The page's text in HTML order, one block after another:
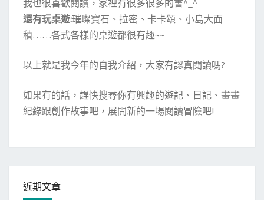
我也很喜歡閱讀，家裡有很多很多的書^_^
還有玩桌遊:璀璨寶石、拉密、卡卡頌、小島大面
積……各式各樣的桌遊都很有趣~~
以上就是我今年的自我介紹，大家有認真閱讀嗎?
如果有的話，趕快搜尋你有興趣的遊記、日記、畫畫
紀錄跟創作故事吧，展開新的一場閱讀冒險吧!
近期文章